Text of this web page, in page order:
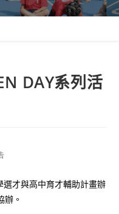
DAY系列活
才與高中育才輔助計畫辦
。